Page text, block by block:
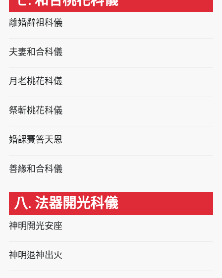
離婚辭祖科儀
夫妻和合科儀
月老桃花科儀
祭斬桃花科儀
婚課賽答天恩
善緣和合科儀
八. 法器開光科儀
神明開光安座
神明退神出火